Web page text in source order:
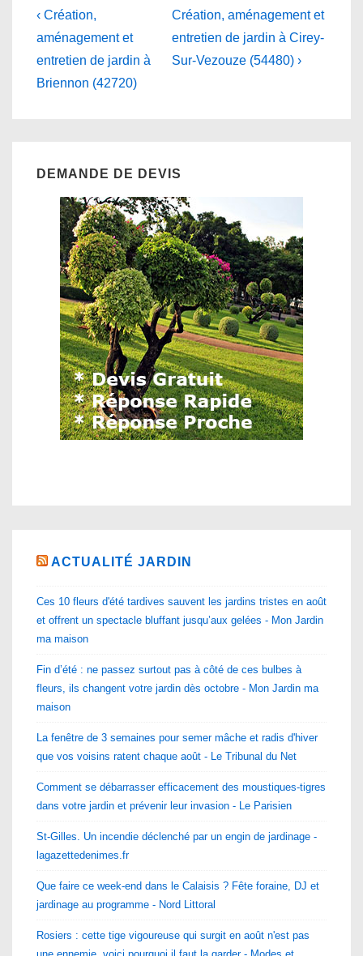
Navigation
de
l’article
Previous
Post
is
‹ Création,
aménagement et
entretien de jardin à
Briennon (42720)
Next
Post
is
Création, aménagement et
entretien de jardin à Cirey-
Sur-Vezouze (54480) ›
DEMANDE DE DEVIS
ACTUALITÉ JARDIN
Ces 10 fleurs d'été tardives sauvent les jardins tristes en août
et offrent un spectacle bluffant jusqu’aux gelées - Mon Jardin
ma maison
Fin d’été : ne passez surtout pas à côté de ces bulbes à
fleurs, ils changent votre jardin dès octobre - Mon Jardin ma
maison
La fenêtre de 3 semaines pour semer mâche et radis d'hiver
que vos voisins ratent chaque août - Le Tribunal du Net
Comment se débarrasser efficacement des moustiques-tigres
dans votre jardin et prévenir leur invasion - Le Parisien
St-Gilles. Un incendie déclenché par un engin de jardinage -
lagazettedenimes.fr
Que faire ce week-end dans le Calaisis ? Fête foraine, DJ et
jardinage au programme - Nord Littoral
Rosiers : cette tige vigoureuse qui surgit en août n'est pas